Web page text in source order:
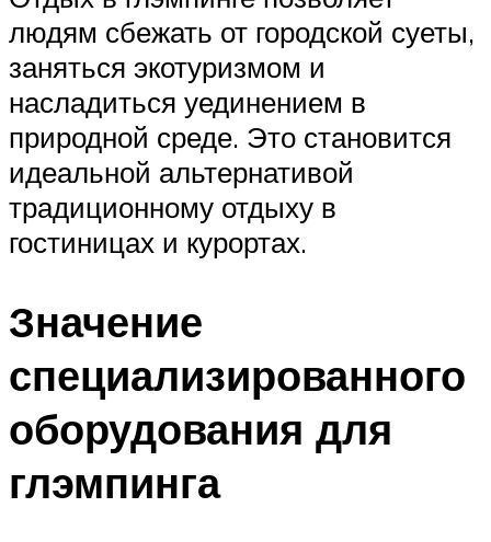
людям сбежать от городской суеты,
заняться экотуризмом и
насладиться уединением в
природной среде. Это становится
идеальной альтернативой
традиционному отдыху в
гостиницах и курортах.
Значение
специализированного
оборудования для
глэмпинга